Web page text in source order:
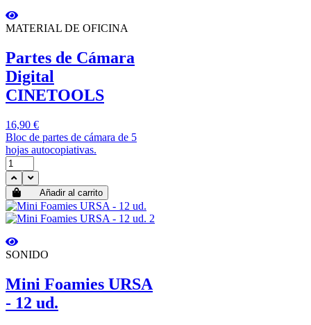
MATERIAL DE OFICINA
Partes de Cámara
Digital
CINETOOLS
16,90 €
Bloc de partes de cámara de 5
hojas autocopiativas.
Añadir al carrito
SONIDO
Mini Foamies URSA
- 12 ud.